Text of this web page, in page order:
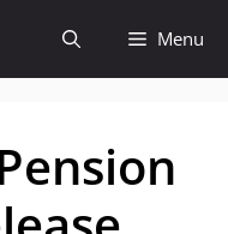
Menu